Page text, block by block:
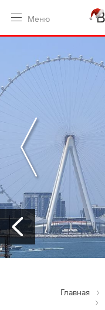
Меню
Главная